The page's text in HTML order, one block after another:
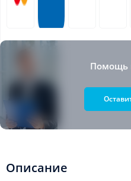
Помощь
Описание